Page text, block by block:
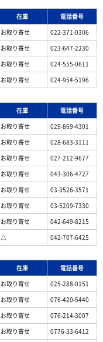
在庫
電話番号
お取り寄せ
022-371-0306
お取り寄せ
023-647-2230
お取り寄せ
024-555-0611
お取り寄せ 024-954-5196
在庫
電話番号
お取り寄せ
029-869-4301
お取り寄せ
028-683-3111
お取り寄せ
027-212-9677
お取り寄せ
043-306-4727
お取り寄せ
03-3526-3571
お取り寄せ
03-5209-7330
お取り寄せ
042-649-8215
△ 042-707-6425
在庫
電話番号
お取り寄せ
025-288-0151
お取り寄せ
076-420-5440
お取り寄せ
076-214-3007
お取り寄せ 0776-33-6412